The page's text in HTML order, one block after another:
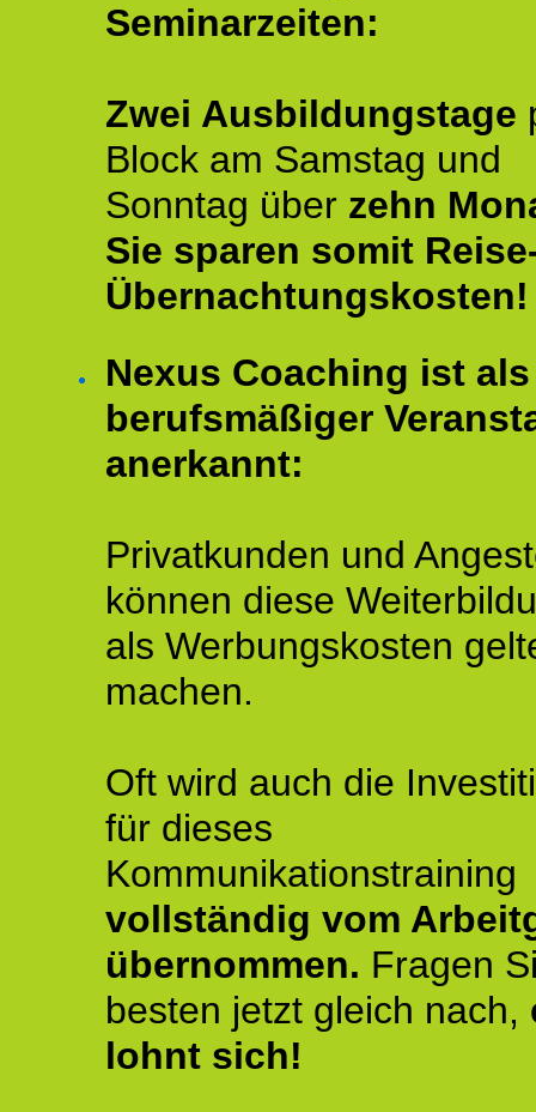
Seminarzeiten:
Zwei Ausbildungstage
Block am Samstag und
Sonntag über zehn
Sie sparen somit
Übernachtungskosten!
Nexus Coaching ist als
berufsmäßiger
anerkannt:
Privatkunden und
können diese
als Werbungskosten
machen.
Oft wird auch die
für dieses
Kommunikationstraining
vollständig vom
übernommen. Fragen
besten jetzt gleich nach,
lohnt sich!